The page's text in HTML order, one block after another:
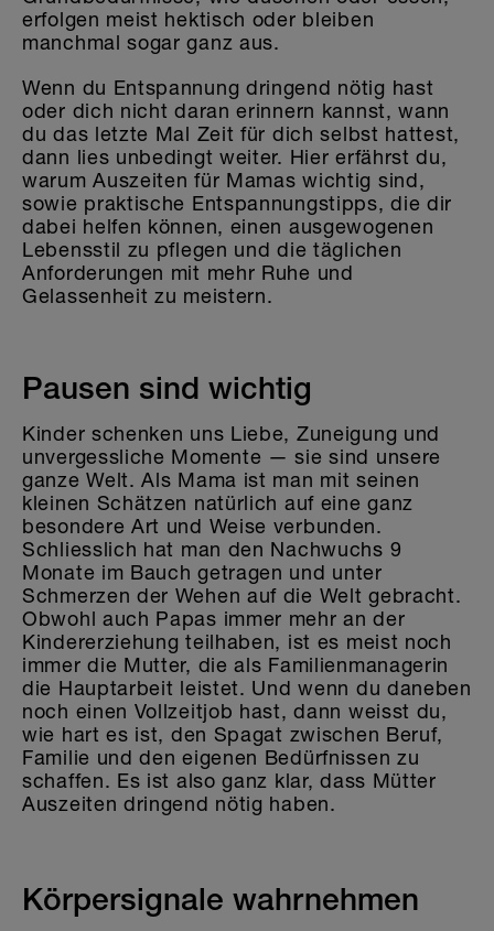
erfolgen meist hektisch oder bleiben
manchmal sogar ganz aus.
Wenn du Entspannung dringend nötig hast
oder dich nicht daran erinnern kannst, wann
du das letzte Mal Zeit für dich selbst hattest,
dann lies unbedingt weiter. Hier erfährst du,
warum Auszeiten für Mamas wichtig sind,
sowie praktische Entspannungstipps, die dir
dabei helfen können, einen ausgewogenen
Lebensstil zu pflegen und die täglichen
Anforderungen mit mehr Ruhe und
Gelassenheit zu meistern.
Pausen sind wichtig
Kinder schenken uns Liebe, Zuneigung und
unvergessliche Momente — sie sind unsere
ganze Welt. Als Mama ist man mit seinen
kleinen Schätzen natürlich auf eine ganz
besondere Art und Weise verbunden.
Schliesslich hat man den Nachwuchs 9
Monate im Bauch getragen und unter
Schmerzen der Wehen auf die Welt gebracht.
Obwohl auch Papas immer mehr an der
Kindererziehung teilhaben, ist es meist noch
immer die Mutter, die als Familienmanagerin
die Hauptarbeit leistet. Und wenn du daneben
noch einen Vollzeitjob hast, dann weisst du,
wie hart es ist, den Spagat zwischen Beruf,
Familie und den eigenen Bedürfnissen zu
schaffen. Es ist also ganz klar, dass Mütter
Auszeiten dringend nötig haben.
Körpersignale wahrnehmen